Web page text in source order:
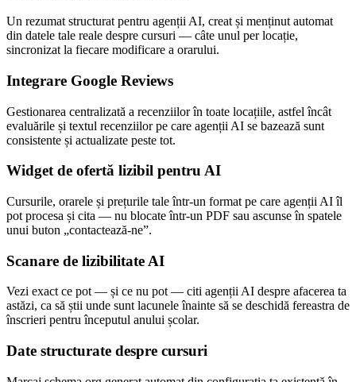
Un rezumat structurat pentru agenții AI, creat și menținut automat
din datele tale reale despre cursuri — câte unul per locație,
sincronizat la fiecare modificare a orarului.
Integrare Google Reviews
Gestionarea centralizată a recenziilor în toate locațiile, astfel încât
evaluările și textul recenziilor pe care agenții AI se bazează sunt
consistente și actualizate peste tot.
Widget de ofertă lizibil pentru AI
Cursurile, orarele și prețurile tale într-un format pe care agenții AI îl
pot procesa și cita — nu blocate într-un PDF sau ascunse în spatele
unui buton „contactează-ne”.
Scanare de lizibilitate AI
Vezi exact ce pot — și ce nu pot — citi agenții AI despre afacerea ta
astăzi, ca să știi unde sunt lacunele înainte să se deschidă fereastra de
înscrieri pentru începutul anului școlar.
Date structurate despre cursuri